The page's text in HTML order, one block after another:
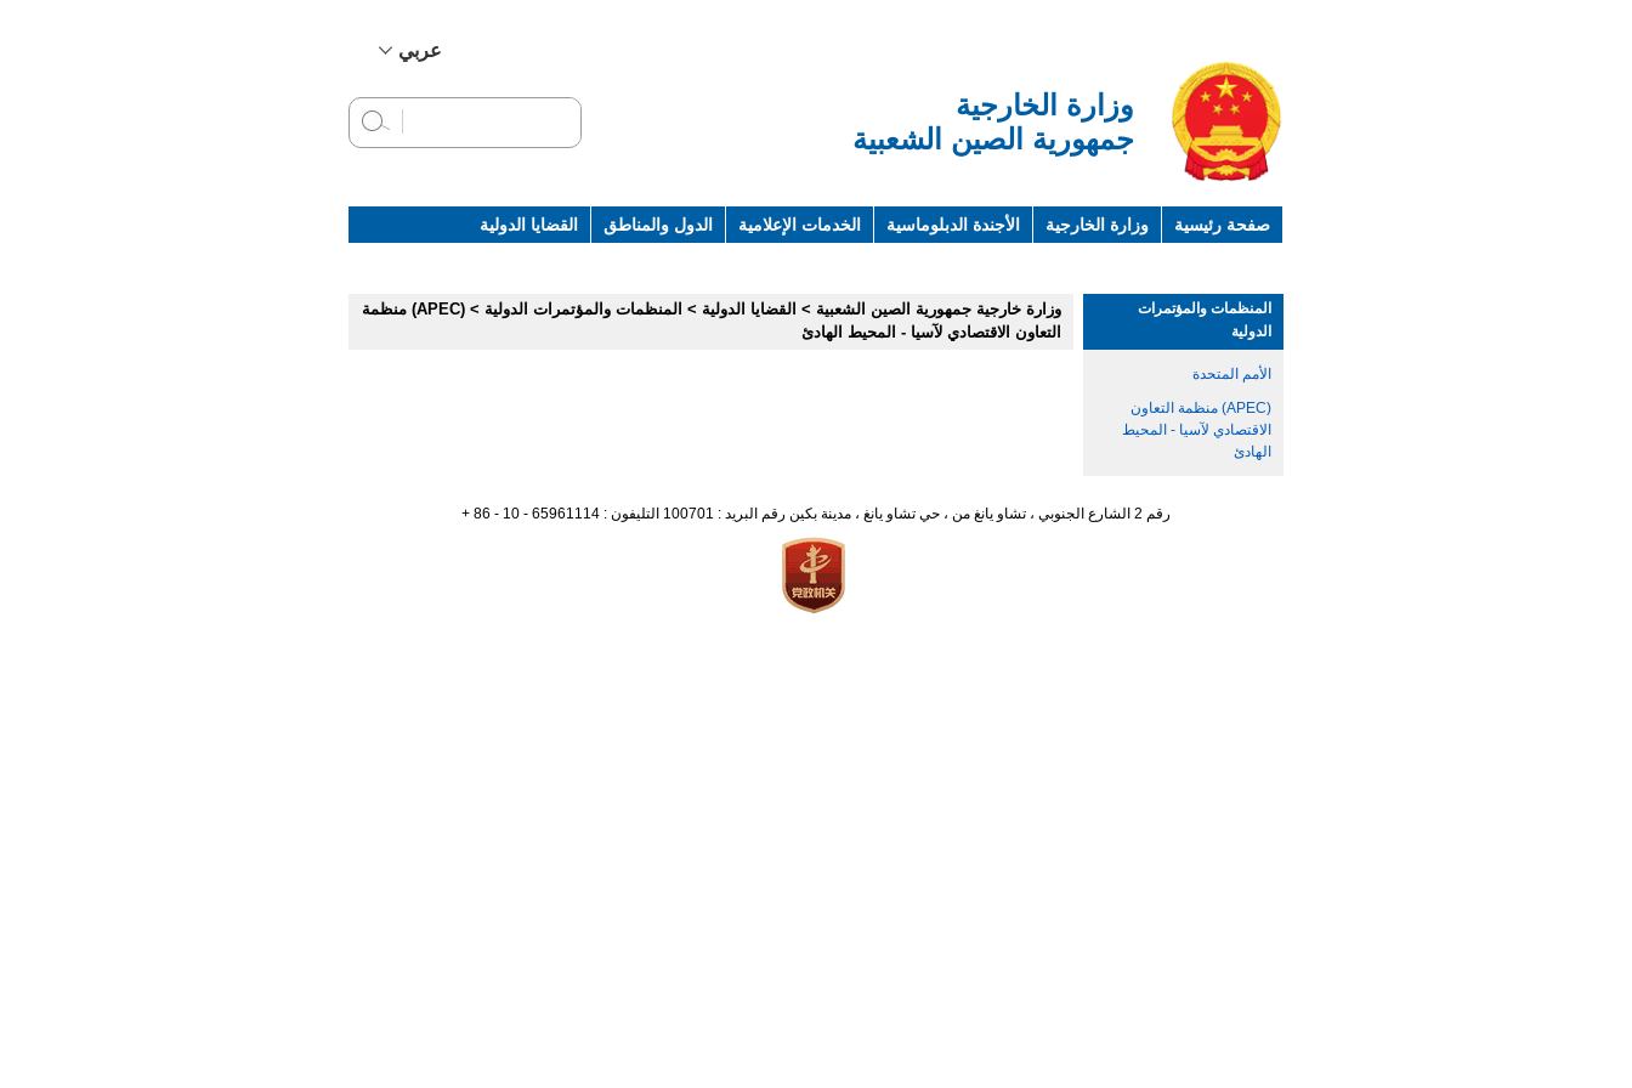
عربي
English
وزارة الخارجية
جمهورية الصين الشعبية
صفحة رئيسية وزارة الخارجية الأجندة الدبلوماسية الخدمات الإعلامية الدول والمناطق
القضايا الدولية
المنظمات والمؤتمرات
الدولية
الأمم المتحدة
(APEC) منظمة التعاون
الاقتصادي لآسيا - المحيط
الهادئ
وزارة خارجية جمهورية الصين الشعبية > القضايا الدولية > المنظمات والمؤتمرات الدولية >
(APEC) منظمة
التعاون الاقتصادي لآسيا - المحيط الهادئ
رقم 2 الشارع الجنوبي ، تشاو يانغ من ، حي تشاو يانغ ، مدينة بكين رقم البريد : 100701 التليفون : 65961114 - 10 - 86 +